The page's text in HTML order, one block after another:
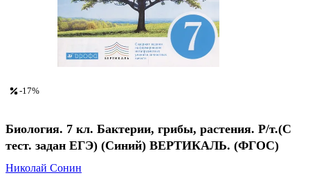
-17%
Биология. 7 кл. Бактерии, грибы, растения. Р/т.(С
тест. задан ЕГЭ) (Синий) ВЕРТИКАЛЬ. (ФГОС)
Николай Сонин